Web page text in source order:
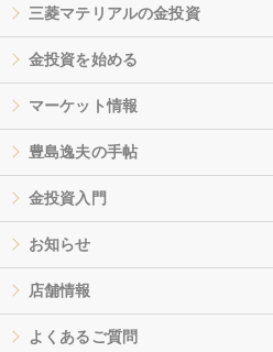
三菱マテリアルの金投資
金投資を始める
マーケット情報
豊島逸夫の手帖
金投資入門
お知らせ
店舗情報
よくあるご質問